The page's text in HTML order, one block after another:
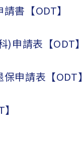
書【ODT】
申請表【ODT】
申請表【ODT】